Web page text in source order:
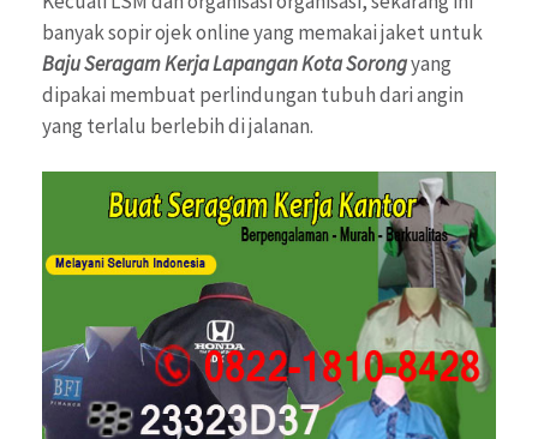
banyak sopir ojek online yang memakai jaket untuk
Baju Seragam Kerja Lapangan Kota Sorongyang
dipakai membuat perlindungan tubuh dari angin
yang terlalu berlebih di jalanan.